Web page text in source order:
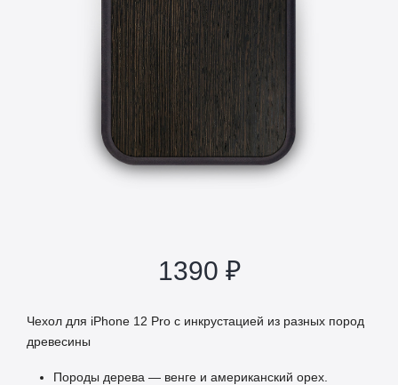
1390 ₽
Чехол для iPhone 12 Pro с инкрустацией из разных пород
древесины
Породы дерева — венге и американский орех.